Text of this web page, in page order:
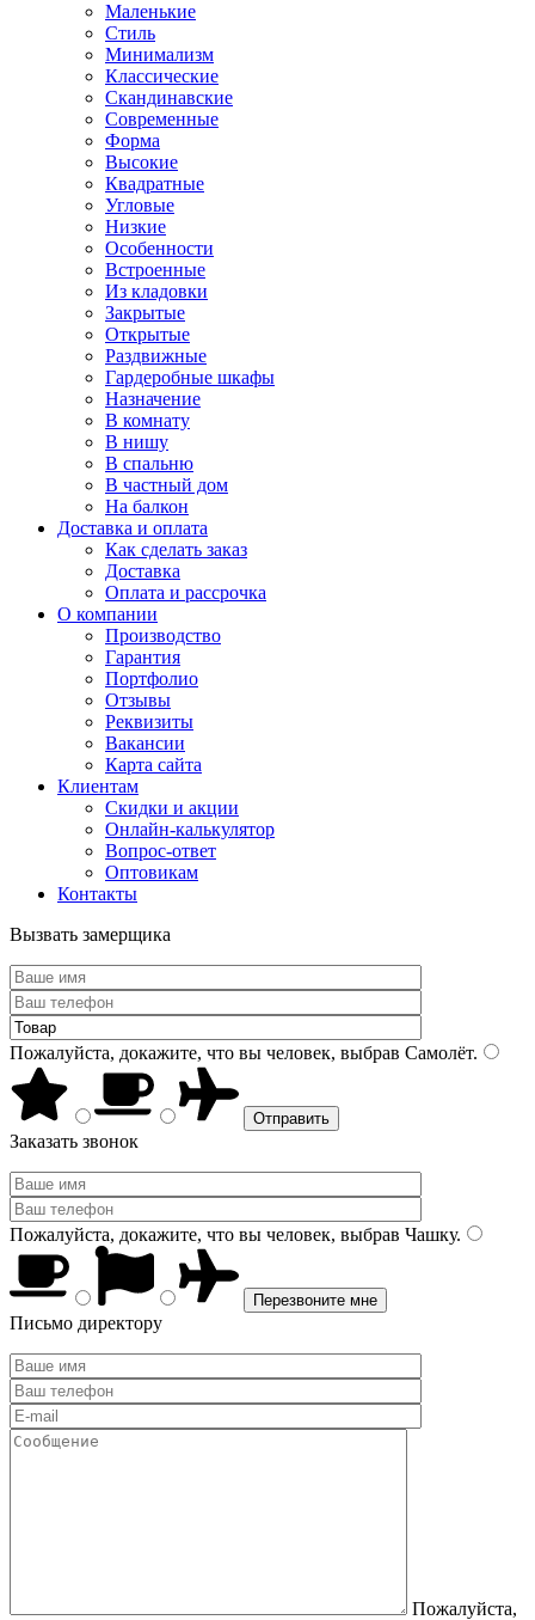
Маленькие
Стиль
Минимализм
Классические
Скандинавские
Современные
Форма
Высокие
Квадратные
Угловые
Низкие
Особенности
Встроенные
Из кладовки
Закрытые
Открытые
Раздвижные
Гардеробные шкафы
Назначение
В комнату
В нишу
В спальню
В частный дом
На балкон
Доставка и оплата
Как сделать заказ
Доставка
Оплата и рассрочка
О компании
Производство
Гарантия
Портфолио
Отзывы
Реквизиты
Вакансии
Карта сайта
Клиентам
Скидки и акции
Онлайн-калькулятор
Вопрос-ответ
Оптовикам
Контакты
Вызвать замерщика
Пожалуйста, докажите, что вы человек, выбрав Самолёт.
Заказать звонок
Пожалуйста, докажите, что вы человек, выбрав Чашку.
Письмо директору
Пожалуйста,